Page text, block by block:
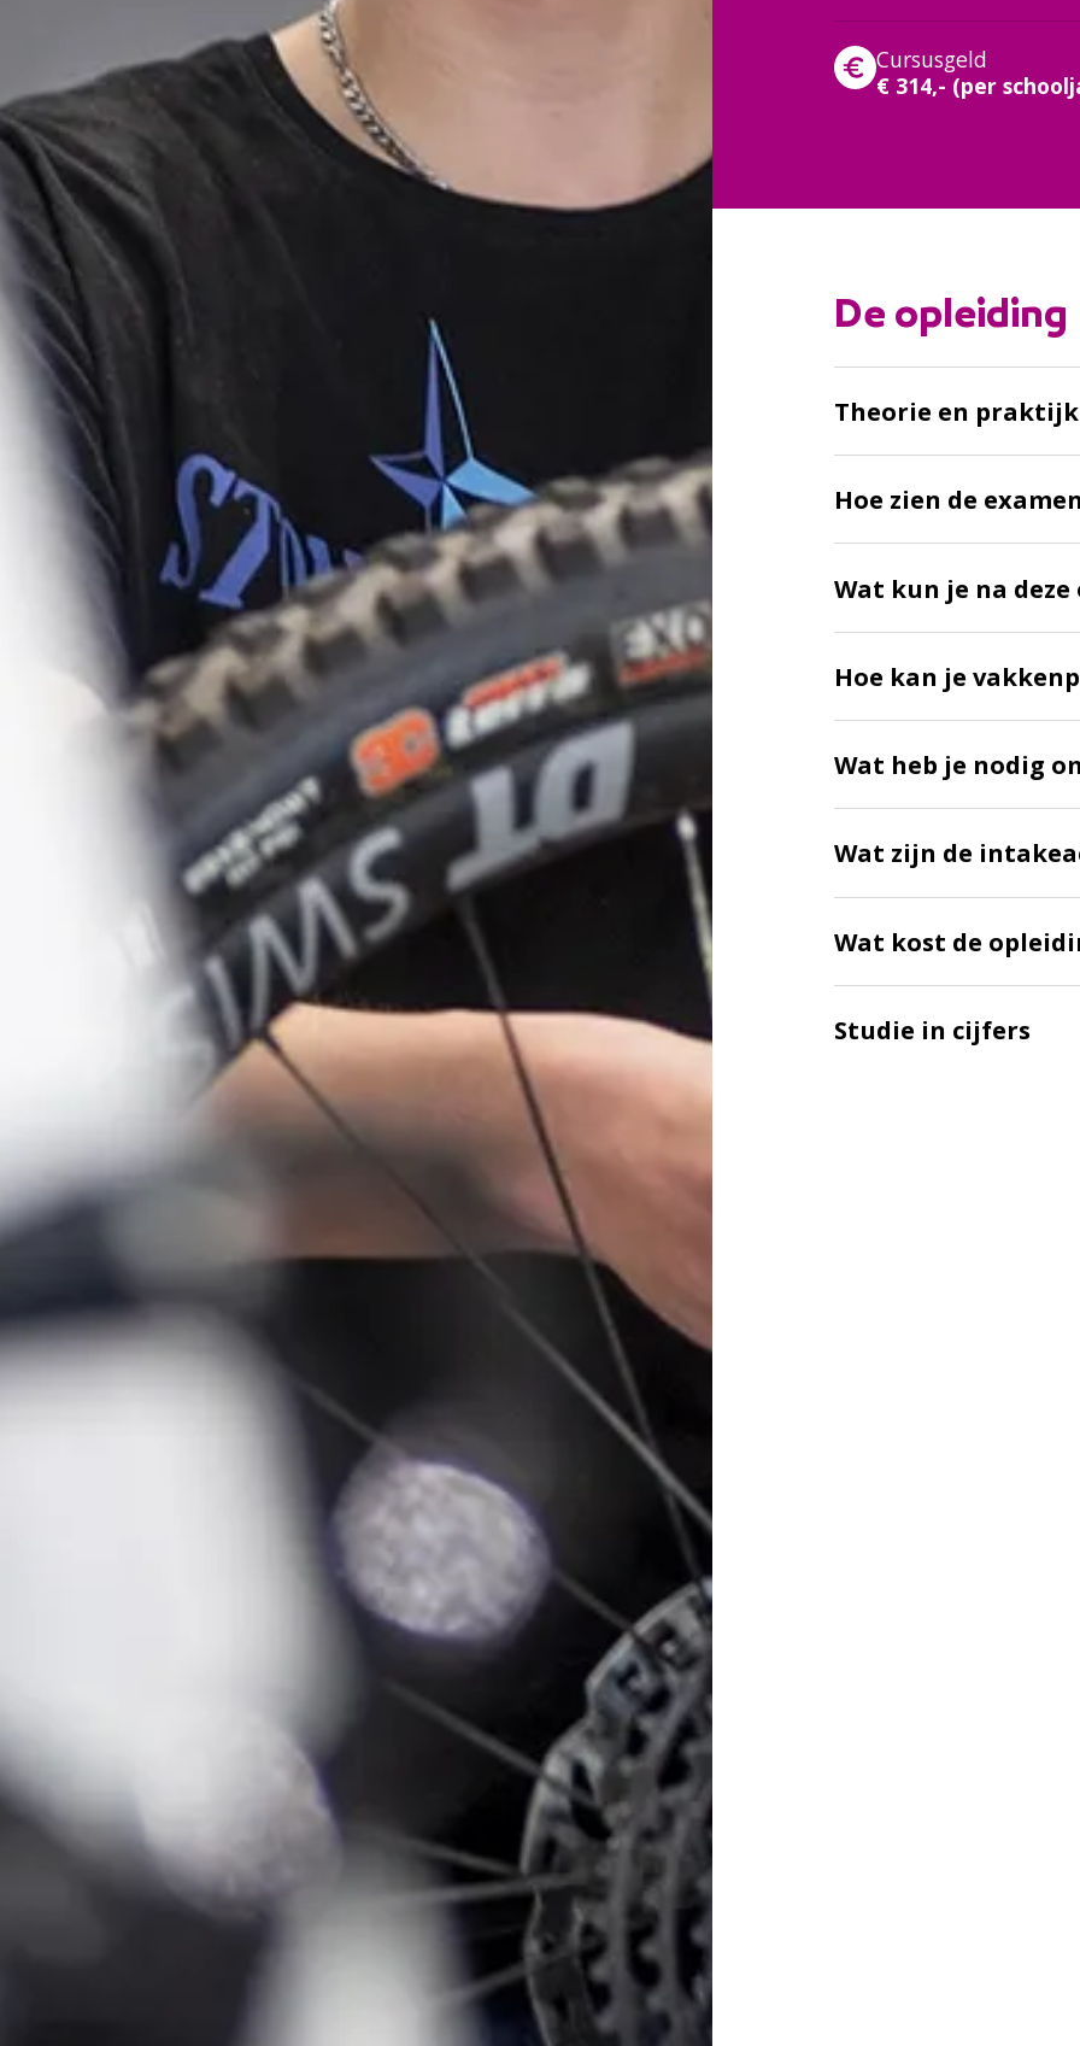
Ga direct naar:
In het kort
Cursusgeld
€ 314,- (per
De opleiding
Theorie en praktijk
Hoe zien de
Wat kun je na
Hoe kan je
Wat heb je nodig
Wat zijn de
Wat kost de
Studie in cijfers